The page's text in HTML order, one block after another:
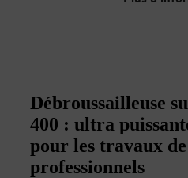
Débroussailleuse
400 : ultra
pour les travaux
professionnels